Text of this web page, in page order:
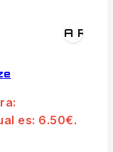
VISTA
es: 6.50€.